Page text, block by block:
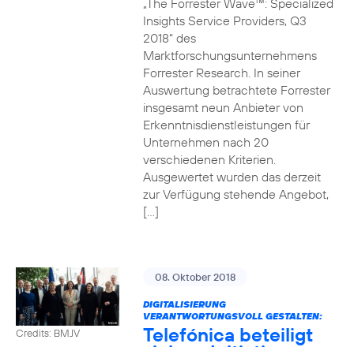
„The Forrester Wave™: Specialized
Insights Service Providers, Q3
2018“ des
Marktforschungsunternehmens
Forrester Research. In seiner
Auswertung betrachtete Forrester
insgesamt neun Anbieter von
Erkenntnisdienstleistungen für
Unternehmen nach 20
verschiedenen Kriterien.
Ausgewertet wurden das derzeit
zur Verfügung stehende Angebot,
[…]
Credits: BMJV
08. Oktober 2018
DIGITALISIERUNG
VERANTWORTUNGSVOLL GESTALTEN:
Telefónica beteiligt